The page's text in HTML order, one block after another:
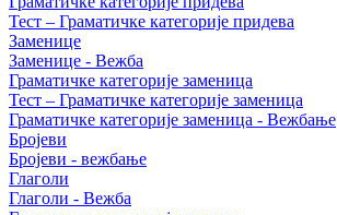
Тест – Граматичке категорије придева
Заменице
Заменице - Вежба
Граматичке категорије заменица
Тест – Граматичке категорије заменица
Граматичке категорије заменица - Вежбање
Бројеви
Бројеви - вежбање
Глаголи
Глаголи - Вежба